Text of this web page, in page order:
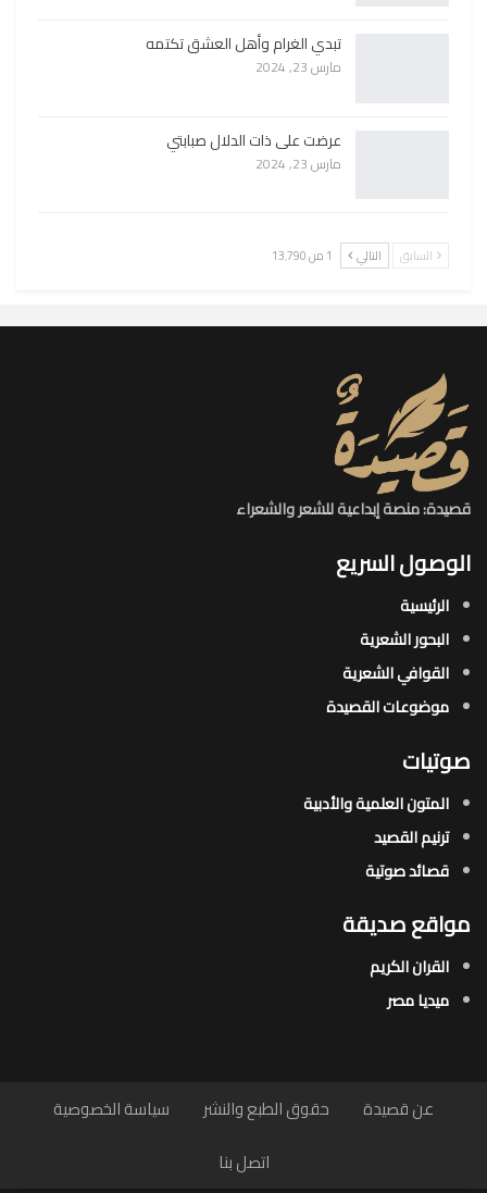
تبدي الغرام وأهل العشق تكتمه
مارس 23, 2024
عرضت على ذات الدلال صبابتي
مارس 23, 2024
السابق التالي 1 من 13٬790
قصيدة: منصة إبداعية للشعر والشعراء
الوصول السريع
الرئيسية
البحور الشعرية​
القوافي الشعرية​
موضوعات القصيدة​
صوتيات
المتون العلمية والأدبية
ترنيم القصيد
قصائد صوتية
مواقع صديقة
القران الكريم
ميديا مصر
عن قصيدة حقوق الطبع والنشر
سياسة الخصوصية
اتصل بنا